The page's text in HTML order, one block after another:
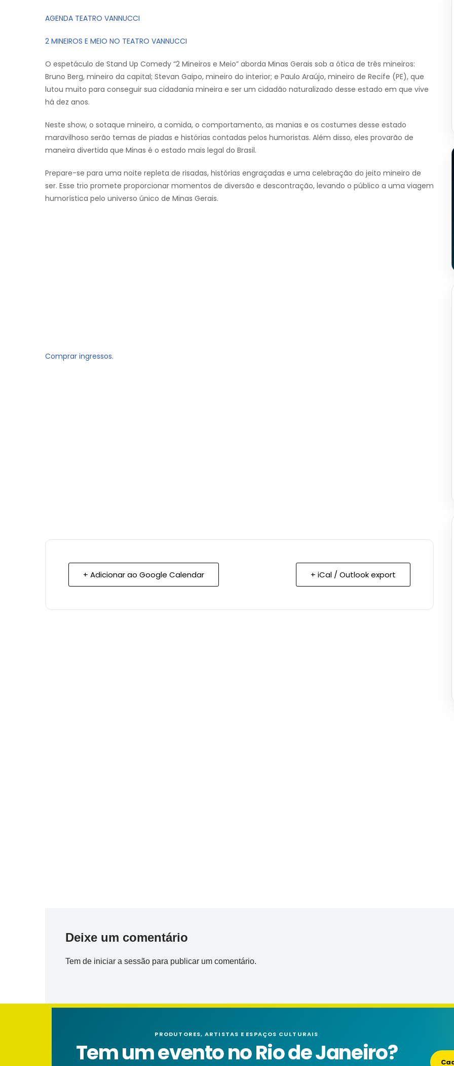
AGENDA TEATRO VANNUCCI
2 MINEIROS E MEIO NO TEATRO VANNUCCI
O espetáculo de Stand Up Comedy “2 Mineiros e Meio” aborda Minas Gerais sob a ótica de três mineiros:
Bruno Berg, mineiro da capital; Stevan Gaipo, mineiro do interior; e Paulo Araújo, mineiro de Recife (PE), que
lutou muito para conseguir sua cidadania mineira e ser um cidadão naturalizado desse estado em que vive
há dez anos.
Neste show, o sotaque mineiro, a comida, o comportamento, as manias e os costumes desse estado
maravilhoso serão temas de piadas e histórias contadas pelos humoristas. Além disso, eles provarão de
maneira divertida que Minas é o estado mais legal do Brasil.
Prepare-se para uma noite repleta de risadas, histórias engraçadas e uma celebração do jeito mineiro de
ser. Esse trio promete proporcionar momentos de diversão e descontração, levando o público a uma viagem
humorística pelo universo único de Minas Gerais.
Comprar ingressos.
+ Adicionar ao Google Calendar + iCal / Outlook export
Deixe um comentário
Tem de iniciar a sessão para publicar um comentário.
PRODUTORES, ARTISTAS E ESPAÇOS CULTURAIS
Tem um evento no Rio de Janeiro?